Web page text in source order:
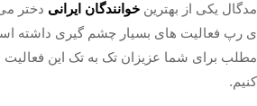
مدگال یکی از بهترین خوانندگان ایرانی دختر
ی رپ فعالیت های بسیار چشم گیری داشته
مطلب برای شما عزیزان تک به تک این فعالیت
کنیم.